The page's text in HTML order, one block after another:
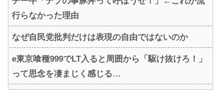
行らなかった理由
なぜ自民党批判だけは表現の自由ではないのか
e東京喰種999でLT入ると周囲から「駆け抜けろ！」
って思念を凄まじく感じる…